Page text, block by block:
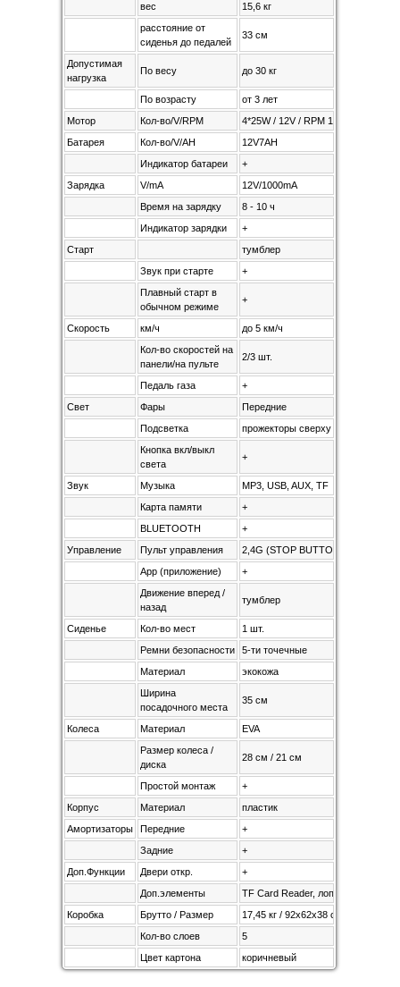
вес
15,6 кг
расстояние от
сиденья до педалей
33 см
Допустимая
нагрузка
По весу до 30 кг
По возрасту
от 3 лет
Мотор
Кол-во/V/RPM
4*25W / 12V / RPM 17000
Батарея
Кол-во/V/AH
12V7AH
Индикатор батареи
+
Зарядка
V/mA
12V/1000mA
Время на зарядку
8 - 10 ч
Индикатор зарядки
+
Старт
тумблер
Звук при старте
+
Плавный старт в
обычном режиме
+
Скорость км/ч
до 5 км/ч
Кол-во скоростей на
панели/на пульте
2/3 шт.
Педаль газа
+
Свет
Фары
Передние
Подсветка
прожекторы сверху и спереди
Кнопка вкл/выкл
света
+
Звук Музыка
MP3, USB, AUX, TF
Карта памяти
+
BLUETOOTH
+
Управление
Пульт управления
2,4G (STOP BUTTON)
App (приложение)
+
Движение вперед /
назад
тумблер
Сиденье Кол-во мест
1 шт.
Ремни безопасности
5-ти точечные
Материал
экокожа
Ширина
посадочного места
35 см
Колеса Материал
EVA
Размер колеса /
диска
28 см / 21 см
Простой монтаж
+
Корпус
Материал
пластик
Амортизаторы
Передние
+
Задние
+
Доп.Функции
Двери откр.
+
Доп.элементы
TF Card Reader, лопата
Коробка
Брутто / Размер
17,45 кг / 92х62х38 см
Кол-во слоев
5
Цвет картона
коричневый